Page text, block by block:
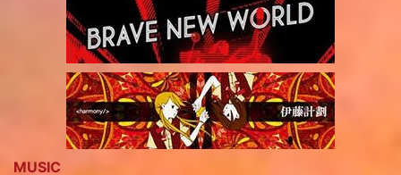
MUSIC